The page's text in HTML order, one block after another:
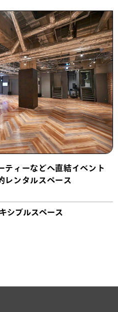
ティーなどへ直結イベント
レンタルスペース
シブルスペース